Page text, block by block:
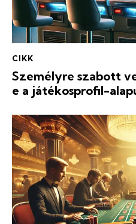
CIKK
Személyre szabott
e a játékosprofil-